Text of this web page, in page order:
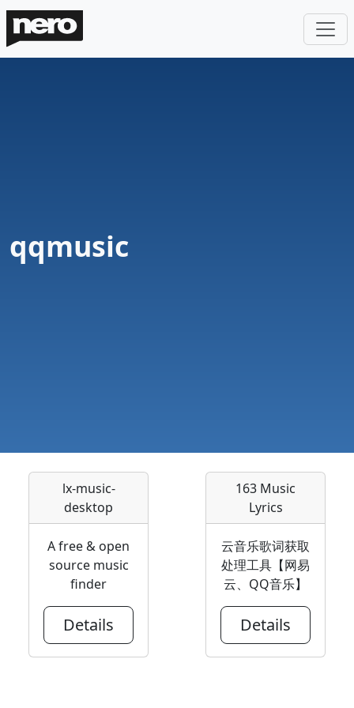
qqmusic
lx-music-
desktop
A free & open
source music
finder
Details
163 Music
Lyrics
云音乐歌词获取
处理工具【网易
云、QQ音乐】
Details